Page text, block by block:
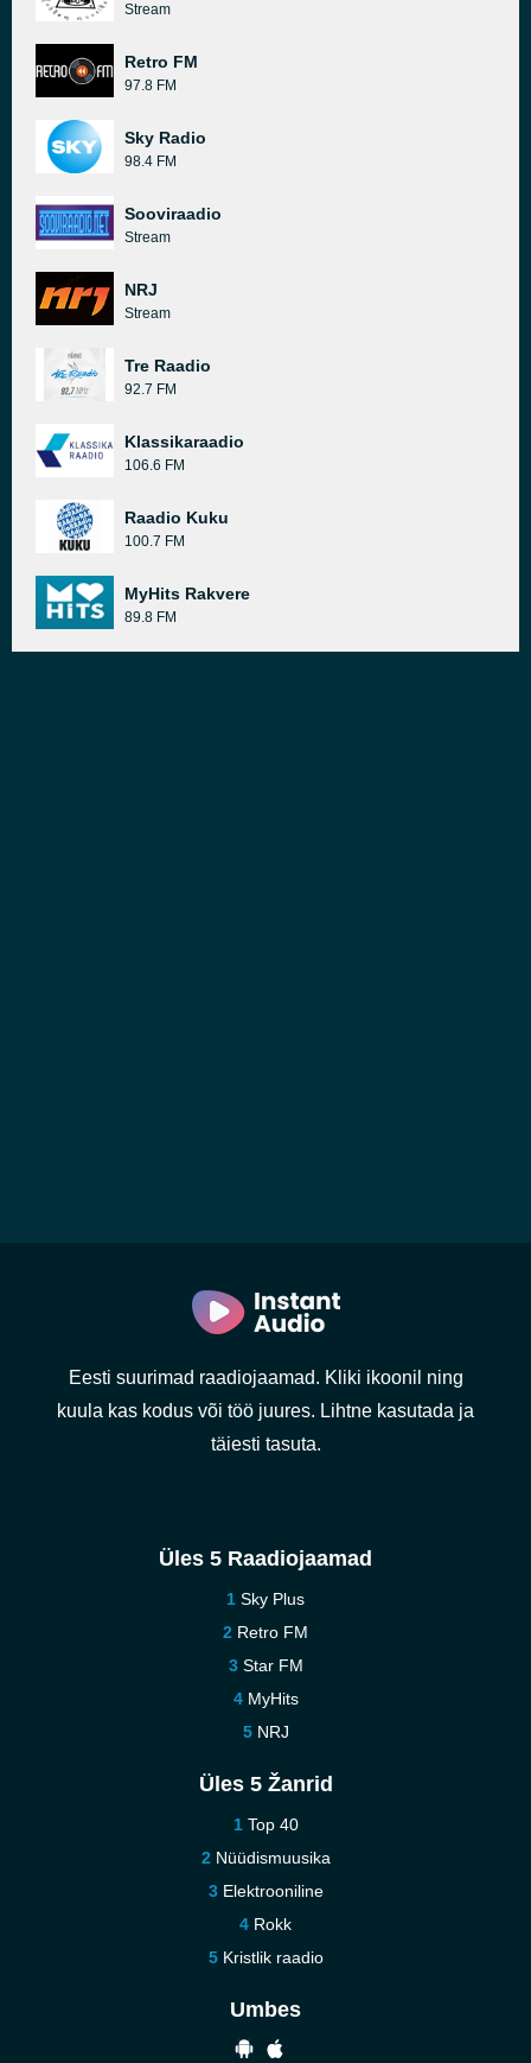
Stream
Retro FM
97.8 FM
Sky Radio
98.4 FM
Sooviraadio
Stream
NRJ
Stream
Tre Raadio
92.7 FM
Klassikaraadio
106.6 FM
Raadio Kuku
100.7 FM
MyHits Rakvere
89.8 FM
Eesti suurimad raadiojaamad. Kliki ikoonil ning
kuula kas kodus või töö juures. Lihtne kasutada ja
täiesti tasuta.
Üles 5 Raadiojaamad
Sky Plus
Retro FM
Star FM
MyHits
NRJ
Üles 5 Žanrid
Top 40
Nüüdismuusika
Elektrooniline
Rokk
Kristlik raadio
Umbes